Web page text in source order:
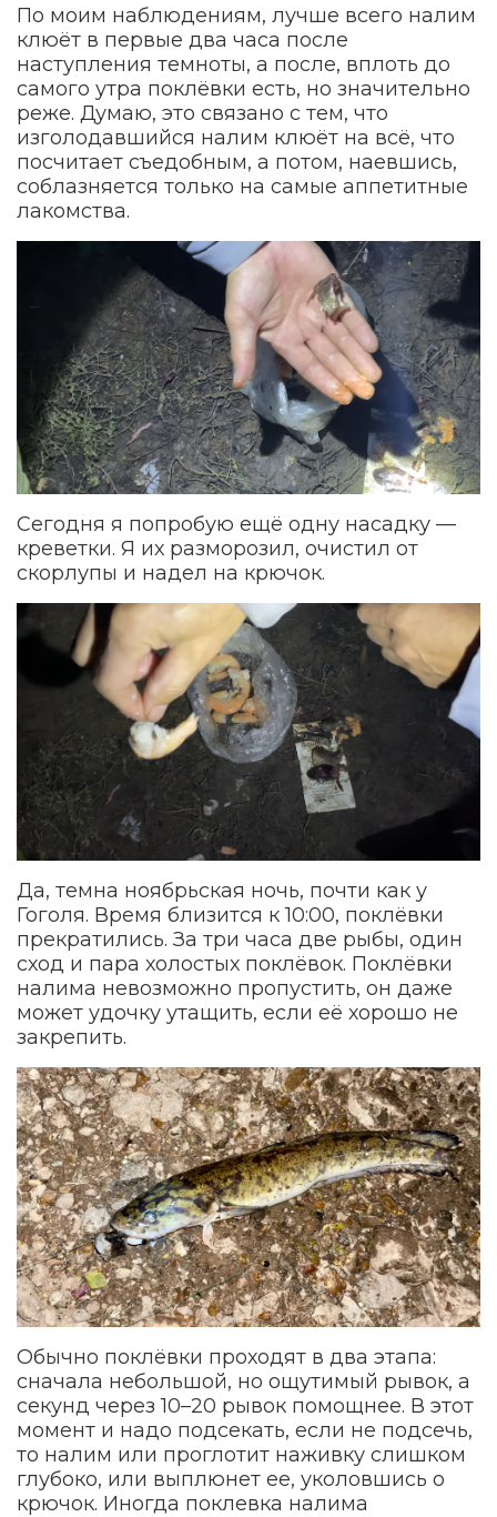
По моим наблюдениям, лучше всего налим
клюёт в первые два часа после
наступления темноты, а после, вплоть до
самого утра поклёвки есть, но значительно
реже. Думаю, это связано с тем, что
изголодавшийся налим клюёт на всё, что
посчитает съедобным, а потом, наевшись,
соблазняется только на самые аппетитные
лакомства.
Сегодня я попробую ещё одну насадку —
креветки. Я их разморозил, очистил от
скорлупы и надел на крючок.
Да, темна ноябрьская ночь, почти как у
Гоголя. Время близится к 10:00, поклёвки
прекратились. За три часа две рыбы, один
сход и пара холостых поклёвок. Поклёвки
налима невозможно пропустить, он даже
может удочку утащить, если её хорошо не
закрепить.
Обычно поклёвки проходят в два этапа:
сначала небольшой, но ощутимый рывок, а
секунд через 10–20 рывок помощнее. В этот
момент и надо подсекать, если не подсечь,
то налим или проглотит наживку слишком
глубоко, или выплюнет ее, уколовшись о
крючок. Иногда поклевка налима